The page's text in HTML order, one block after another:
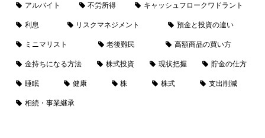
アルバイト 不労所得 キャッシュフロークワドラント
利息 リスクマネジメント 預金と投資の違い
ミニマリスト 老後難民 高額商品の買い方
金持ちになる方法 株式投資 現状把握 貯金の仕方
睡眠 健康 株 株式 支出削減
相続・事業継承